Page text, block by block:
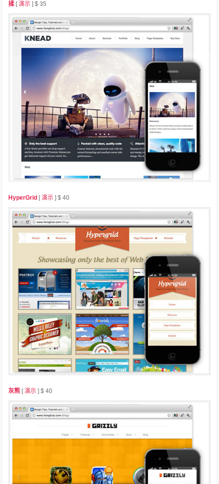
揉[演示 ] $ 35
HyperGrid [演示 ] $ 40
灰熊 [演示 ] $ 40